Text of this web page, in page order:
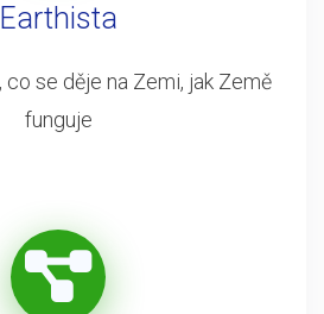
Earthista
se děje na Zemi, jak Země
funguje